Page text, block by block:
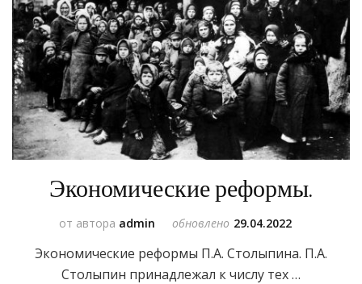
Экономические реформы.
от автора admin обновлено 29.04.2022
Экономические реформы П.А. Столыпина. П.А.
Столыпин принадлежал к числу тех …